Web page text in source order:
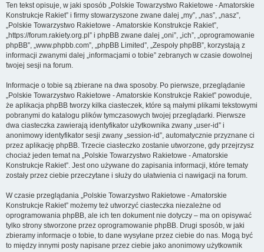
Ten tekst opisuje, w jaki sposób „Polskie Towarzystwo Rakietowe - Amatorskie
Konstrukcje Rakiet” i firmy stowarzyszone zwane dalej „my”, „nas”, „nasz”,
„Polskie Towarzystwo Rakietowe - Amatorskie Konstrukcje Rakiet”,
„https://forum.rakiety.org.pl” i phpBB zwane dalej „oni”, „ich”, „oprogramowanie
phpBB”, „www.phpbb.com”, „phpBB Limited”, „Zespoły phpBB”, korzystają z
informacji zwanymi dalej „informacjami o tobie” zebranych w czasie dowolnej
twojej sesji na forum.
Informacje o tobie są zbierane na dwa sposoby. Po pierwsze, przeglądanie
„Polskie Towarzystwo Rakietowe - Amatorskie Konstrukcje Rakiet” powoduje,
że aplikacja phpBB tworzy kilka ciasteczek, które są małymi plikami tekstowymi
pobranymi do katalogu plików tymczasowych twojej przeglądarki. Pierwsze
dwa ciasteczka zawierają identyfikator użytkownika zwany „user-id” i
anonimowy identyfikator sesji zwany „session-id”, automatycznie przyznane ci
przez aplikację phpBB. Trzecie ciasteczko zostanie utworzone, gdy przejrzysz
chociaż jeden temat na „Polskie Towarzystwo Rakietowe - Amatorskie
Konstrukcje Rakiet”. Jest ono używane do zapisania informacji, które tematy
zostały przez ciebie przeczytane i służy do ułatwienia ci nawigacji na forum.
W czasie przeglądania „Polskie Towarzystwo Rakietowe - Amatorskie
Konstrukcje Rakiet” możemy też utworzyć ciasteczka niezależne od
oprogramowania phpBB, ale ich ten dokument nie dotyczy – ma on opisywać
tylko strony stworzone przez oprogramowanie phpBB. Drugi sposób, w jaki
zbieramy informacje o tobie, to dane wysyłane przez ciebie do nas. Mogą być
to między innymi posty napisane przez ciebie jako anonimowy użytkownik